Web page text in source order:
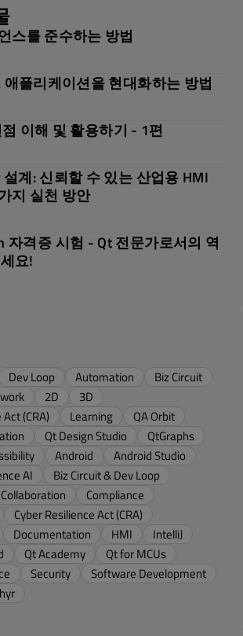
스를 준수하는 방법
애플리케이션을 현대화하는 방법
이해 및 활용하기 - 1편
계: 신뢰할 수 있는 산업용 HMI
지 실천 방안
자격증 시험 - Qt 전문가로서의 역
요!
Dev Loop Automation
Biz Circuit
2D
3D
(CRA)
Learning
QA Orbit
Qt Design Studio
QtGraphs
Android
Android Studio
AI
Biz Circuit & Dev Loop
Collaboration
Compliance
Cyber Resilience Act (CRA)
Documentation HMI
IntelliJ
Qt Academy
Qt for MCUs
Security
Software Development